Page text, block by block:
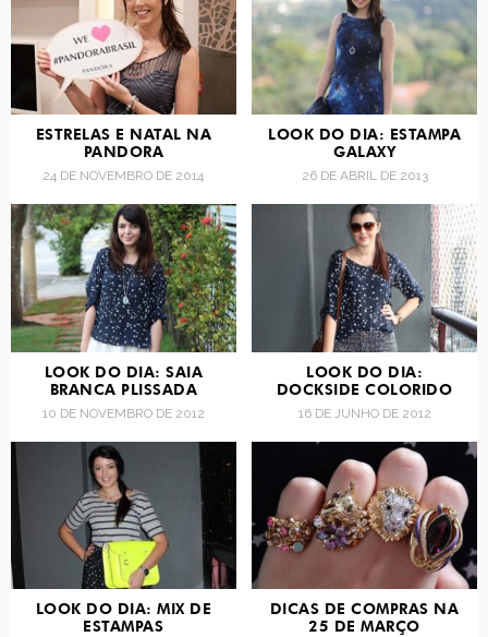
ESTRELAS E NATAL NA
PANDORA
24 DE NOVEMBRO DE 2014
LOOK DO DIA: ESTAMPA
GALAXY
26 DE ABRIL DE 2013
LOOK DO DIA: SAIA
BRANCA PLISSADA
10 DE NOVEMBRO DE 2012
LOOK DO DIA:
DOCKSIDE COLORIDO
16 DE JUNHO DE 2012
LOOK DO DIA: MIX DE
ESTAMPAS
DICAS DE COMPRAS NA
25 DE MARÇO